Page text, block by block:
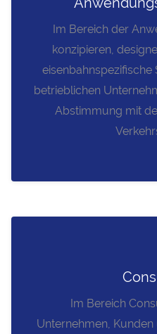
Im Bereich der
konzipieren,
betrieblichen
Abstimmung mit
Im Bereich
Unternehmen,